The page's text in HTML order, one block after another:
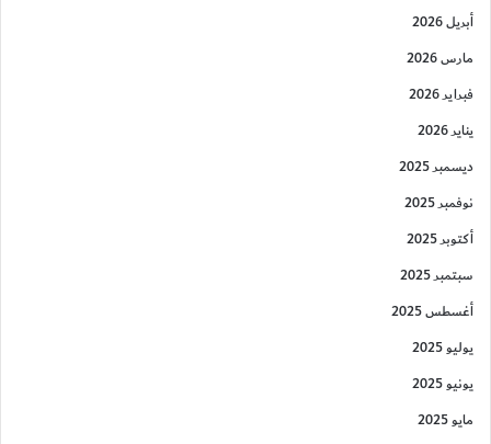
أبريل 2026
مارس 2026
فبراير 2026
يناير 2026
ديسمبر 2025
نوفمبر 2025
أكتوبر 2025
سبتمبر 2025
أغسطس 2025
يوليو 2025
يونيو 2025
مايو 2025